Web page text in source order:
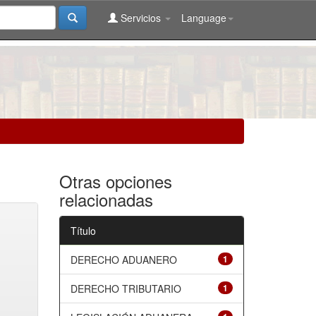
Language
Servicios
Otras opciones
relacionadas
Título
1
DERECHO ADUANERO
1
DERECHO TRIBUTARIO